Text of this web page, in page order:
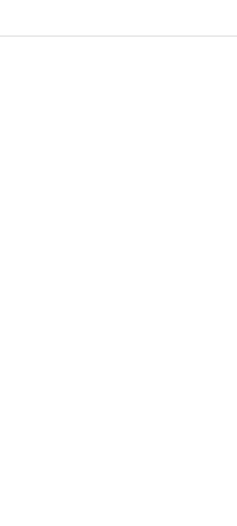
Резюме